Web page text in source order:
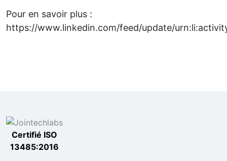
Pour en savoir plus :
https://www.linkedin.com/feed/update/
Certifié ISO
13485:2016